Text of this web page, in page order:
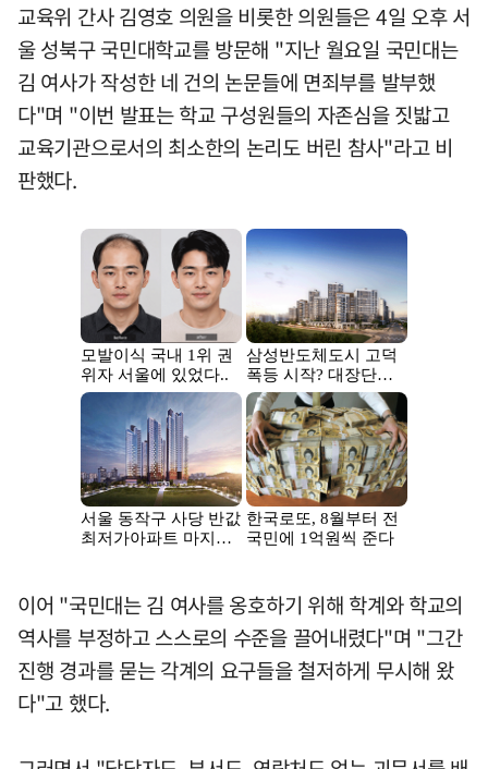
교육위 간사 김영호 의원을 비롯한 의원들은 4일 오후 서
울 성북구 국민대학교를 방문해 "지난 월요일 국민대는
김 여사가 작성한 네 건의 논문들에 면죄부를 발부했
다"며 "이번 발표는 학교 구성원들의 자존심을 짓밟고
교육기관으로서의 최소한의 논리도 버린 참사"라고 비
판했다.
이어 "국민대는 김 여사를 옹호하기 위해 학계와 학교의
역사를 부정하고 스스로의 수준을 끌어내렸다"며 "그간
진행 경과를 묻는 각계의 요구들을 철저하게 무시해 왔
다"고 했다.